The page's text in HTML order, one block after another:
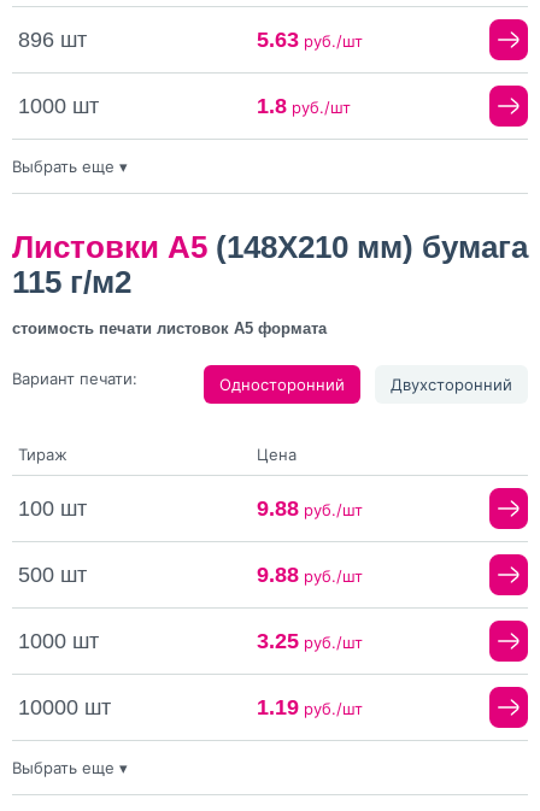
896 шт 5.63руб./шт
1000 шт 1.8руб./шт
4000 шт
10000 шт 0.91руб./шт
Выбрать еще ▾
Листовки А5 (148X210 мм) бумага
115 г/м2
стоимость печати листовок А5 формата
Вариант печати: Односторонний Двухсторонний
Тираж Цена
100 шт 9.88руб./шт
500 шт 9.88руб./шт
1000 шт 3.25руб./шт
10000 шт 1.19руб./шт
20000 шт
Выбрать еще ▾